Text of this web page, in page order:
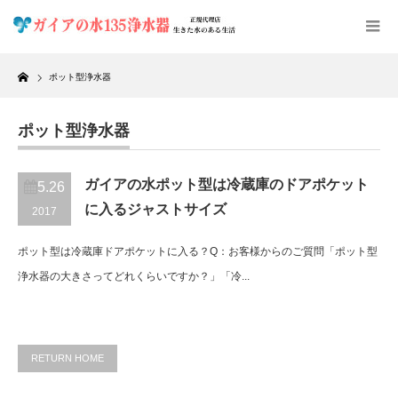
Home
ポット型浄水器
ポット型浄水器
5.26
2017
ガイアの水ポット型は冷蔵庫のドアポケット
に入るジャストサイズ
ポット型は冷蔵庫ドアポケットに入る？Q：お客様からのご質問「ポット型
浄水器の大きさってどれくらいですか？」「冷...
RETURN HOME